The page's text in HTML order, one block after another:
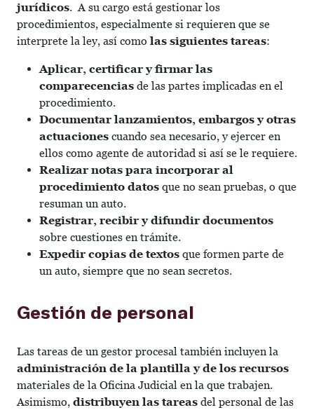
jurídicos. A su cargo está gestionar los
procedimientos, especialmente si requieren que se
interprete la ley, así como las siguientes tareas:
Aplicar, certificar y firmar las
comparecencias de las partes implicadas en el
procedimiento.
Documentar lanzamientos, embargos y otras
actuaciones cuando sea necesario, y ejercer en
ellos como agente de autoridad si así se le requiere.
Realizar notas para incorporar al
procedimiento datos que no sean pruebas, o que
resuman un auto.
Registrar, recibir y difundir documentos
sobre cuestiones en trámite.
Expedir copias de textos que formen parte de
un auto, siempre que no sean secretos.
Gestión de personal
Las tareas de un gestor procesal también incluyen la
administración de la plantilla y de los recursos
materiales de la Oficina Judicial en la que trabajen.
Asimismo, distribuyen las tareas del personal de las